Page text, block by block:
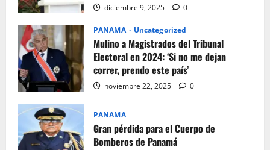
diciembre 9, 2025 0
PANAMA Uncategorized
Mulino a Magistrados del Tribunal
Electoral en 2024: ‘Si no me dejan
correr, prendo este país’
noviembre 22, 2025 0
PANAMA
Gran pérdida para el Cuerpo de
Bomberos de Panamá